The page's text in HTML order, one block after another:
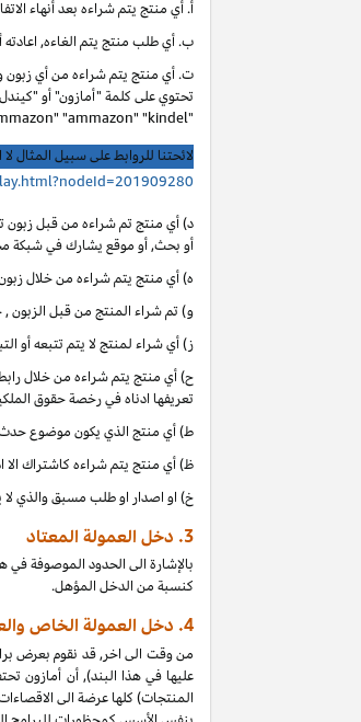
أ. أيمنتج يتم شراءه بعد أنهاء
ب. أيطلب منتج يتم الغاءه,
ت. أي منتج يتم شراءه من أي زبون
تحتوي على كلمة "أمازون" أو
"ammazon" "ammazon" "kindel" (كل ما ذكر "تنسيبات مدفوعة محظورة").
لائحتنا للروابط على سبيل المثال
د) أي منتج تم شراءه من قبل زبون
أو بحث, أو موقع يشارك في شبكة
ه) أي منتج يتم شراءه من خلال
و) تم شراء المنتج من قبل الزبون ,
ز) أي شراء لمنتج لا يتم تتبعه أو
ح) أي منتج يتم شراءه من خلال
تعريفها ادناه في رخصة حقوق
ط) أي منتج الذي يكون موضوع حدث غنيمة (كما تم تعريفه في البند
ظ) أي منتج يتم شراءه كاشتراك الا
خ) او اصدار او طلب مسبق والذي
3. دخل العمولة المعتاد
بالإشارة الى الحدود الموصوفة
كنسبة من الدخل المؤهل.
4. دخل العمولة الخاص
من وقت الى اخر, قد نقوم بعرض
عليها في هذا البند), أن أمازون